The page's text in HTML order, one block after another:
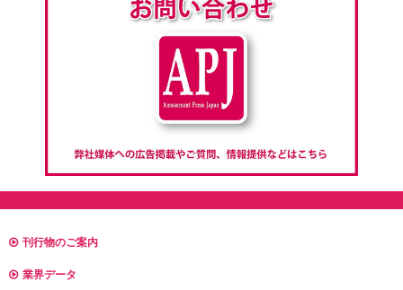
刊行物のご案内
業界データ